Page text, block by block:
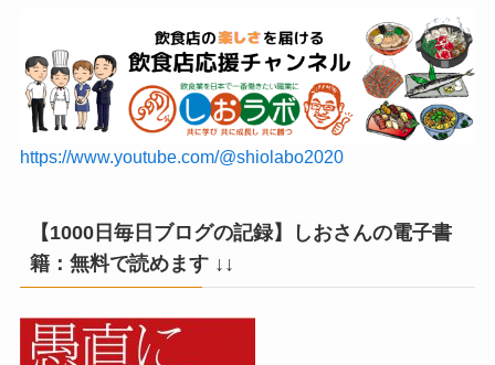
https://www.youtube.com/@shiolabo2020
【1000日毎日ブログの記録】しおさんの電子書
籍：無料で読めます ↓↓